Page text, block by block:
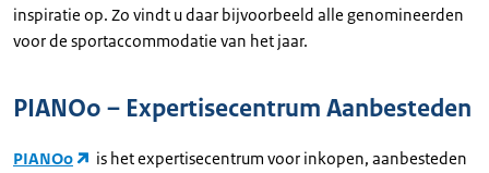
inspiratie op. Zo vindt u daar bijvoorbeeld alle genomineerden
voor de sportaccommodatie van het jaar.
PIANOo – Expertisecentrum Aanbesteden
PIANOo
is het expertisecentrum voor inkopen, aanbesteden